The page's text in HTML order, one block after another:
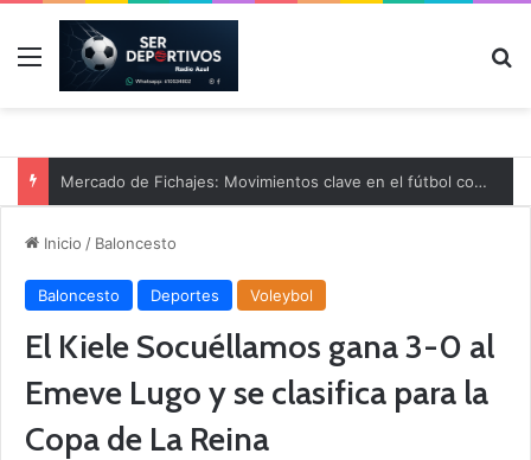
Menú
Mercado de Fichajes: Movimientos clave en el fútbol comarcal
Inicio / Baloncesto
Baloncesto Deportes Voleybol
El Kiele Socuéllamos gana 3-0 al
Emeve Lugo y se clasifica para la
Copa de La Reina